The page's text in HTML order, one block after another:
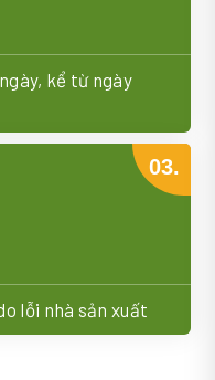
kể từ ngày
03.
lỗi nhà sản xuất